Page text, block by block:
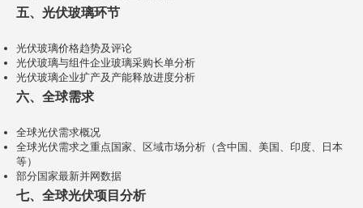
五、光伏玻璃环节
光伏玻璃价格趋势及评论
光伏玻璃与组件企业玻璃采购长单分析
光伏玻璃企业扩产及产能释放进度分析
六、全球需求
全球光伏需求概况
全球光伏需求之重点国家、区域市场分析（含中国、美国、印度、日本
等）
部分国家最新并网数据
七、全球光伏项目分析